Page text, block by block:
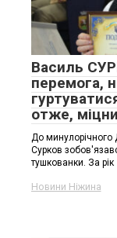
Василь
перемога,
отже,
До минулорічного
Сурков
тушкованки. За рік
Новини Ніжина